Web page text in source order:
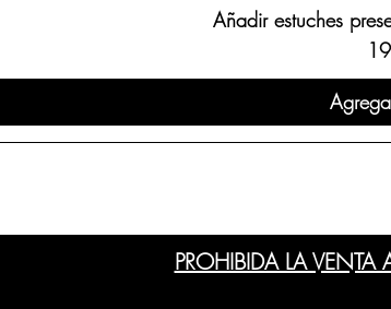
Añadir estuches
PROHIBIDA LA